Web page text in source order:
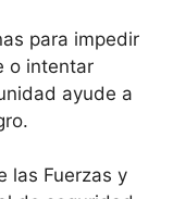
para impedir
o intentar
ayude a
las Fuerzas y